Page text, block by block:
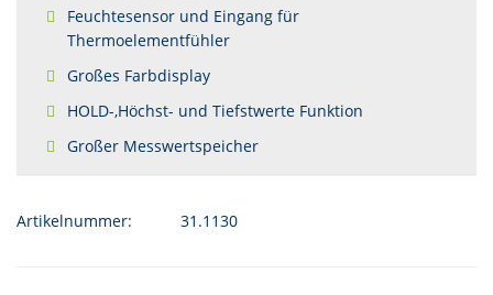
Feuchtesensor und Eingang für
Thermoelementfühler
Großes Farbdisplay
HOLD-,Höchst- und Tiefstwerte Funktion
Großer Messwertspeicher
Artikelnummer: 31.1130